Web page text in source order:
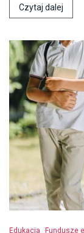
Czytaj dalej
Edukacja Fundusze